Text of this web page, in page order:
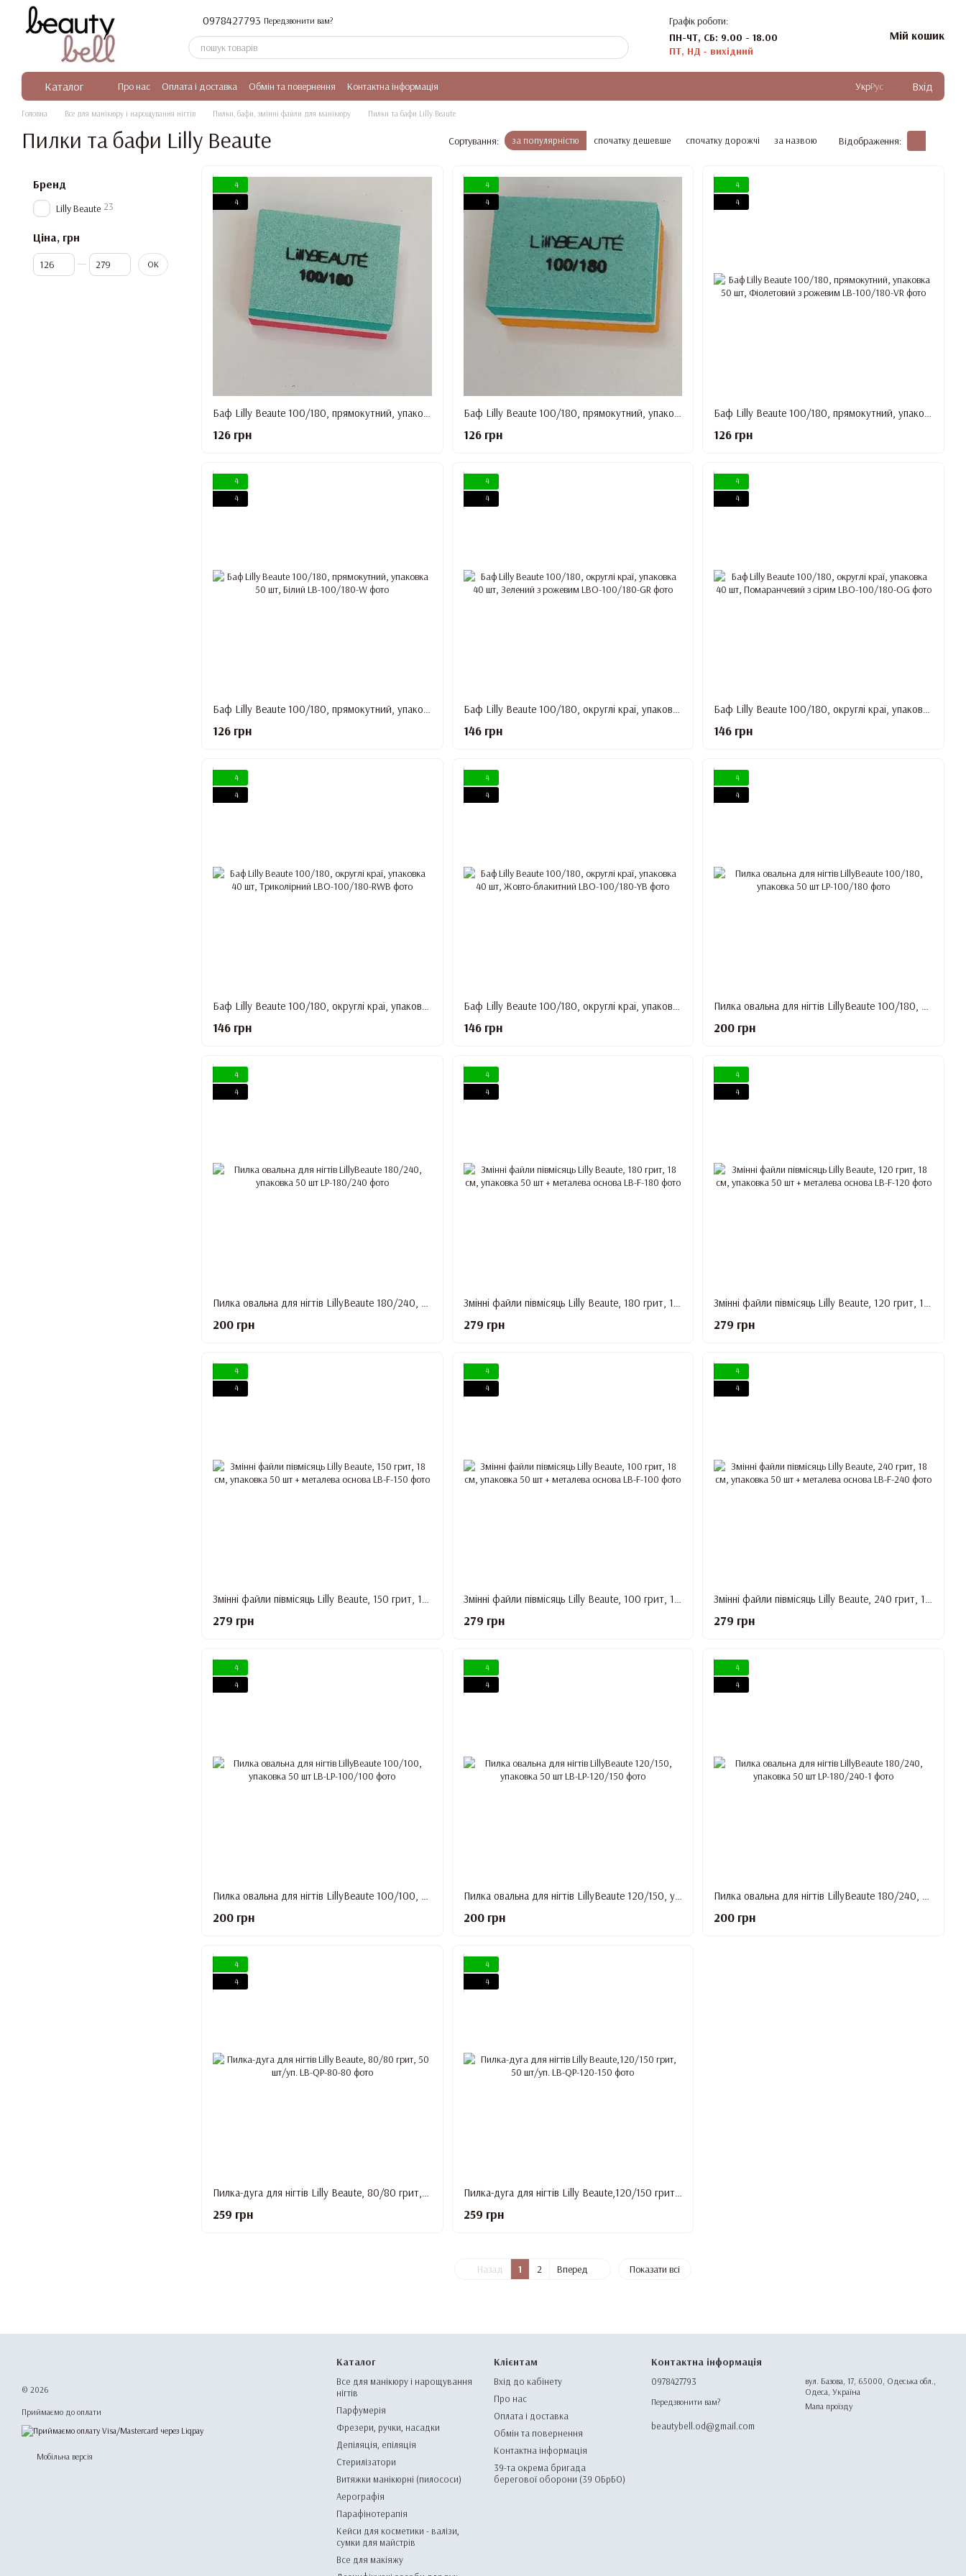
Перейти до основного контенту
0978427793 Передзвонити вам?
Графік роботи:
ПН-ЧТ, СБ: 9.00 - 18.00
ПТ, НД - вихідний
Мій кошик
Каталог Про нас Оплата і доставка Обмін та повернення Контактна інформація УкрРус Вхід
Головна Все для манікюру і нарощування нігтів Пилки, бафи, змінні файли для манікюру Пилки та бафи Lilly Beaute
Пилки та бафи Lilly Beaute Сортування: за популярністю спочатку дешевше спочатку дорожчі за назвою Відображення:
4
4
126 грн
4
4
126 грн
4
4
126 грн
4
4
Баф Lilly Beaute 100/180, прямокутний, упаковка 50 шт, Білий
126 грн
4
4
Баф Lilly Beaute 100/180, округлі краї, упаковка 40 шт, Зелений з рожевим
146 грн
4
4
Баф Lilly Beaute 100/180, округлі краї, упаковка 40 шт, Помаранчевий з сірим
146 грн
4
4
Баф Lilly Beaute 100/180, округлі краї, упаковка 40 шт, Триколірний
146 грн
4
4
Баф Lilly Beaute 100/180, округлі краї, упаковка 40 шт, Жовто-блакитний
146 грн
4
4
Пилка овальна для нігтів LillyBeaute 100/180, упаковка 50 шт
200 грн
4
4
200 грн
4
4
279 грн
4
4
279 грн
4
4
Змінні файли півмісяць Lilly Beaute, 150 грит, 18 см, упаковка 50 шт + металева основа
279 грн
4
4
Змінні файли півмісяць Lilly Beaute, 100 грит, 18 см, упаковка 50 шт + металева основа
279 грн
4
4
Змінні файли півмісяць Lilly Beaute, 240 грит, 18 см, упаковка 50 шт + металева основа
279 грн
4
4
Пилка овальна для нігтів LillyBeaute 100/100, упаковка 50 шт
200 грн
4
4
Пилка овальна для нігтів LillyBeaute 120/150, упаковка 50 шт
200 грн
4
4
Пилка овальна для нігтів LillyBeaute 180/240, упаковка 50 шт
200 грн
4
4
259 грн
4
4
Пилка-дуга для нігтів Lilly Beaute,120/150 грит, 50 шт/уп.
259 грн
Назад 1 2 Вперед Показати всі
Бренд
Lilly Beaute 23
Ціна, грн
Від Ціна, грн
До Ціна, грн ОК
© 2026
Приймаємо до оплати
Мобільна версія
Каталог
Все для манікюру і нарощування
нігтів
Парфумерія
Фрезери, ручки, насадки
Депіляція, епіляція
Стерилізатори
Витяжки манікюрні (пилососи)
Аерографія
Парафінотерапія
Кейси для косметики - валізи,
сумки для майстрів
Все для макіяжу
Клієнтам
Вхід до кабінету
Про нас
Оплата і доставка
Обмін та повернення
Контактна інформація
39-та окрема бригада
берегової оборони (39 ОБрБО)
Контактна інформація
0978427793
Передзвонити вам?
beautybell.od@gmail.com
вул. Базова, 17, 65000, Одеська обл.,
Одеса, Україна
Мапа проїзду